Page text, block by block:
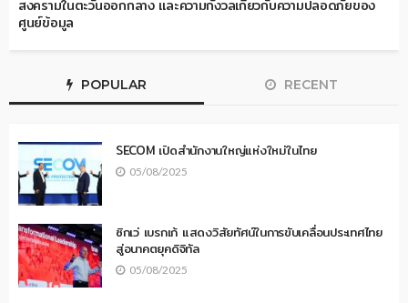
สงครามในตะวันออกกลาง และความกังวลเกี่ยวกับความปลอดภัยของ
ศูนย์ข้อมูล
POPULAR RECENT
SECOM เปิดสำนักงานใหญ่แห่งใหม่ในไทย
05/08/2025
ซิกเว่ เบรกเก้ แสดงวิสัยทัศน์ในการขับเคลื่อนประเทศไทย
สู่อนาคตยุคดิจิทัล
05/08/2025